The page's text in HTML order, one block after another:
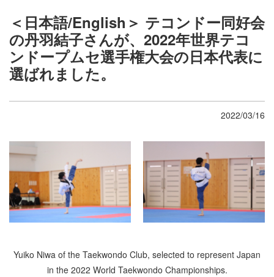
＜日本語/English＞ テコンドー同好会
の丹羽結子さんが、2022年世界テコ
ンドープムセ選手権大会の日本代表に
選ばれました。
2022/03/16
Yuiko Niwa of the Taekwondo Club, selected to represent Japan
in the 2022 World Taekwondo Championships.